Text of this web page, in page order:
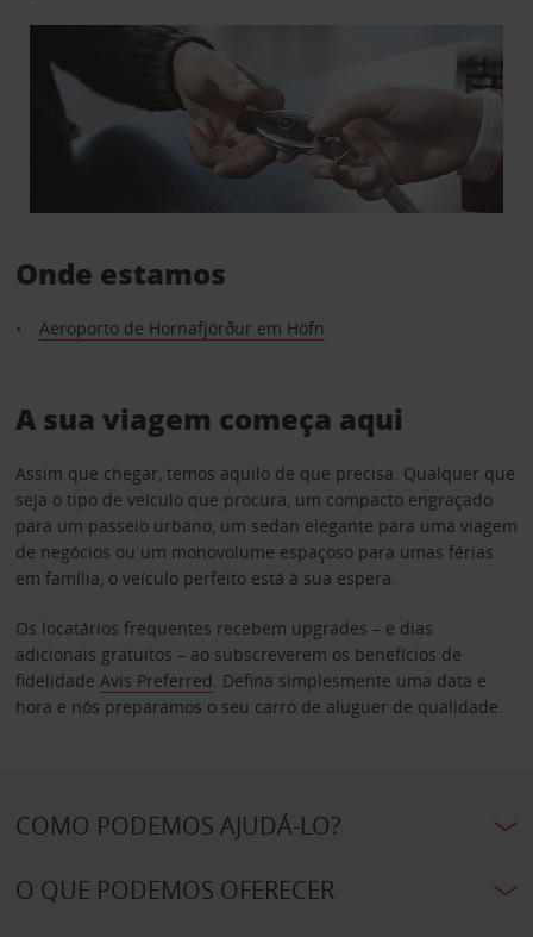
Onde estamos
Aeroporto de Hornafjörður em Höfn
A sua viagem começa aqui
Assim que chegar, temos aquilo de que precisa. Qualquer que
seja o tipo de veículo que procura, um compacto engraçado
para um passeio urbano, um sedan elegante para uma viagem
de negócios ou um monovolume espaçoso para umas férias
em família, o veículo perfeito está à sua espera.
Os locatários frequentes recebem upgrades – e dias
adicionais gratuitos – ao subscreverem os benefícios de
fidelidade Avis Preferred. Defina simplesmente uma data e
hora e nós preparamos o seu carro de aluguer de qualidade.
COMO PODEMOS AJUDÁ-LO?
O QUE PODEMOS OFERECER